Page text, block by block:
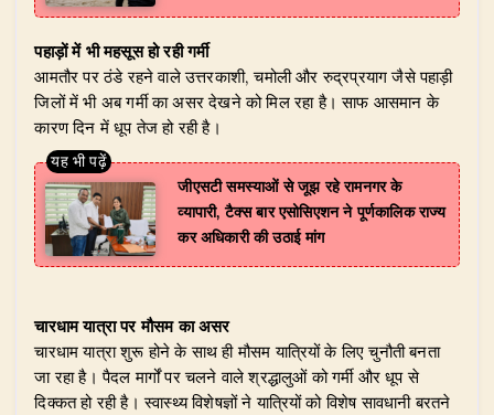
पहाड़ों में भी महसूस हो रही गर्मी
आमतौर पर ठंडे रहने वाले उत्तरकाशी, चमोली और रुद्रप्रयाग जैसे पहाड़ी
जिलों में भी अब गर्मी का असर देखने को मिल रहा है। साफ आसमान के
कारण दिन में धूप तेज हो रही है।
जीएसटी समस्याओं से जूझ रहे रामनगर के
व्यापारी, टैक्स बार एसोसिएशन ने पूर्णकालिक राज्य
कर अधिकारी की उठाई मांग
चारधाम यात्रा पर मौसम का असर
चारधाम यात्रा शुरू होने के साथ ही मौसम यात्रियों के लिए चुनौती बनता
जा रहा है। पैदल मार्गों पर चलने वाले श्रद्धालुओं को गर्मी और धूप से
दिक्कत हो रही है। स्वास्थ्य विशेषज्ञों ने यात्रियों को विशेष सावधानी बरतने